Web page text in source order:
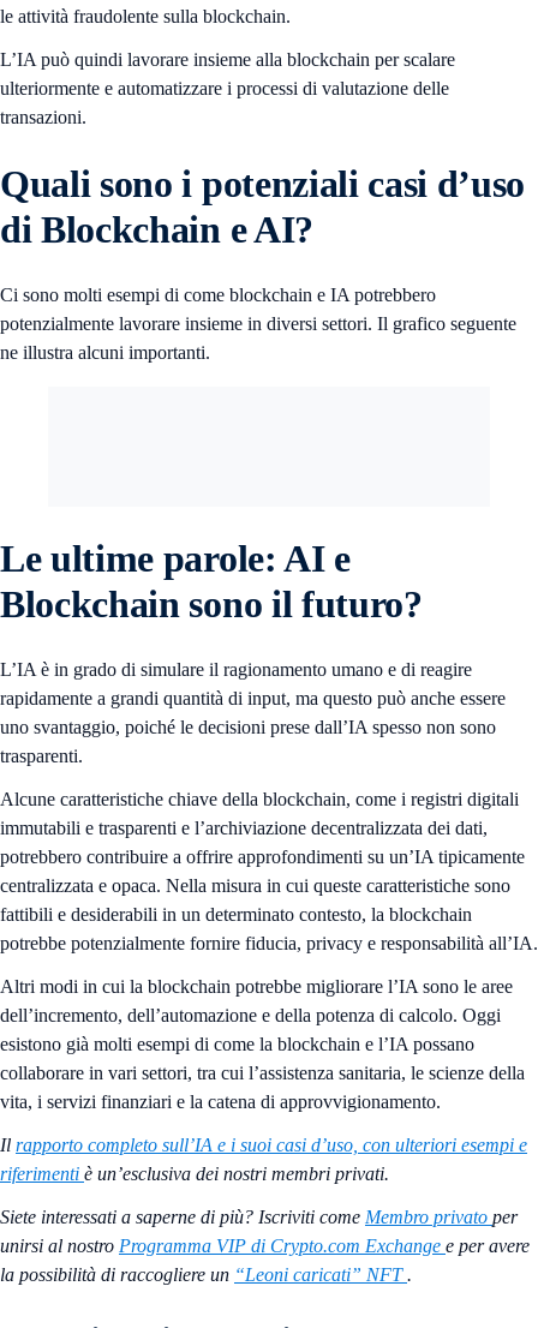
le attività fraudolente sulla blockchain.
L’IA può quindi lavorare insieme alla blockchain per scalare
ulteriormente e automatizzare i processi di valutazione delle
transazioni.
Quali sono i potenziali casi d’uso
di Blockchain e AI?
Ci sono molti esempi di come blockchain e IA potrebbero
potenzialmente lavorare insieme in diversi settori. Il grafico seguente
ne illustra alcuni importanti.
Le ultime parole: AI e
Blockchain sono il futuro?
L’IA è in grado di simulare il ragionamento umano e di reagire
rapidamente a grandi quantità di input, ma questo può anche essere
uno svantaggio, poiché le decisioni prese dall’IA spesso non sono
trasparenti.
Alcune caratteristiche chiave della blockchain, come i registri digitali
immutabili e trasparenti e l’archiviazione decentralizzata dei dati,
potrebbero contribuire a offrire approfondimenti su un’IA tipicamente
centralizzata e opaca. Nella misura in cui queste caratteristiche sono
fattibili e desiderabili in un determinato contesto, la blockchain
potrebbe potenzialmente fornire fiducia, privacy e responsabilità all’IA.
Altri modi in cui la blockchain potrebbe migliorare l’IA sono le aree
dell’incremento, dell’automazione e della potenza di calcolo. Oggi
esistono già molti esempi di come la blockchain e l’IA possano
collaborare in vari settori, tra cui l’assistenza sanitaria, le scienze della
vita, i servizi finanziari e la catena di approvvigionamento.
Il rapporto completo sull’IA e i suoi casi d’uso, con ulteriori esempi e
riferimenti è un’esclusiva dei nostri membri privati.
Siete interessati a saperne di più? Iscriviti come Membro privato per
unirsi al nostro Programma VIP di Crypto.com Exchange e per avere
la possibilità di raccogliere un “Leoni caricati” NFT .